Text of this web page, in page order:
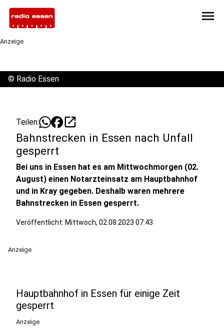
menu
Anzeige
© Radio Essen
Teilen: open_in_new
Bahnstrecken in Essen nach Unfall
gesperrt
Bei uns in Essen hat es am Mittwochmorgen (02.
August) einen Notarzteinsatz am Hauptbahnhof
und in Kray gegeben. Deshalb waren mehrere
Bahnstrecken in Essen gesperrt.
Veröffentlicht: Mittwoch, 02.08.2023 07:43
Anzeige
Hauptbahnhof in Essen für einige Zeit
gesperrt
Anzeige